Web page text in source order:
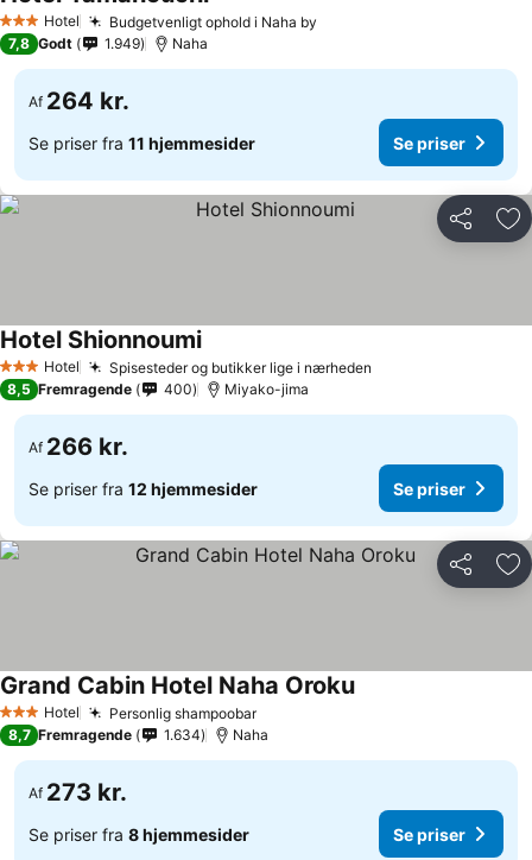
3 StjernerHotel Budgetvenligt ophold i Naha by
Se priser
7,8 Godt 1.949 Naha
Af 264 kr.
Se priser fra 11 hjemmesider Se priser
Del
3 StjernerHotel Spisesteder og butikker lige i nærheden
Hotel ShionnoumiSe priser
8,5 Fremragende 400 Miyako-jima
Af 266 kr.
Se priser fra 12 hjemmesider Se priser
Del
3 StjernerHotel Personlig shampoobarSe priser
Grand Cabin Hotel Naha OrokuSe priser
8,7 Fremragende 1.634 Naha
Af 273 kr.
Se priser fra 8 hjemmesider Se priser